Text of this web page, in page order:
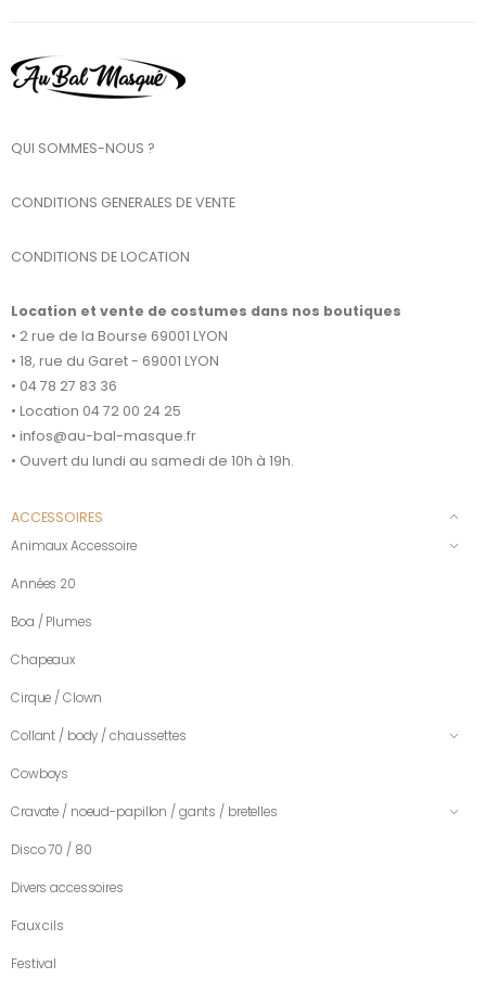
QUI SOMMES-NOUS ?
CONDITIONS GENERALES DE VENTE
CONDITIONS DE LOCATION
Location et vente de costumes dans nos boutiques
• 2 rue de la Bourse 69001 LYON
• 18, rue du Garet - 69001 LYON
• 04 78 27 83 36
• Location 04 72 00 24 25
• infos@au-bal-masque.fr
• Ouvert du lundi au samedi de 10h à 19h.
ACCESSOIRES
Animaux Accessoire
Années 20
Boa / Plumes
Chapeaux
Cirque / Clown
Collant / body / chaussettes
Cowboys
Cravate / noeud-papillon / gants / bretelles
Disco 70 / 80
Divers accessoires
Faux cils
Festival